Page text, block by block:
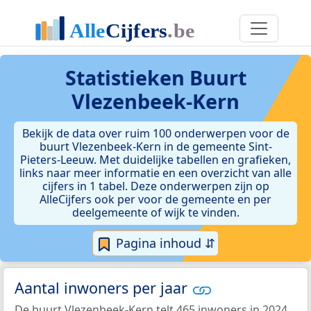
Statistieken Buurt
Vlezenbeek-Kern
Bekijk de data over ruim 100 onderwerpen voor de
buurt Vlezenbeek-Kern in de gemeente Sint-
Pieters-Leeuw. Met duidelijke tabellen en grafieken,
links naar meer informatie en een overzicht van alle
cijfers in 1 tabel. Deze onderwerpen zijn op
AlleCijfers ook per voor de gemeente en per
deelgemeente of wijk te vinden.
Pagina inhoud ⇵
Aantal inwoners per jaar